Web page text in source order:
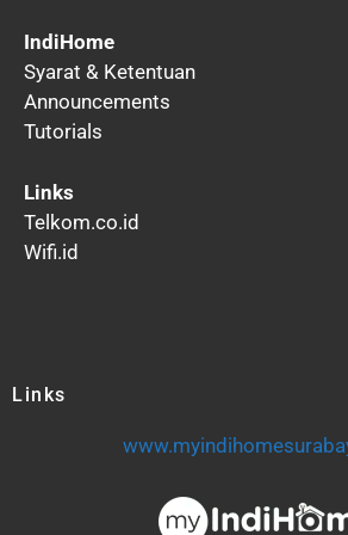
IndiHome
Syarat & Ketentuan
Announcements
Tutorials
Links
Telkom.co.id
Wifi.id
Links